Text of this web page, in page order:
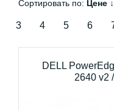
Сортировать по: Цене ↓
3 4 5 6
DELL
2640 v2